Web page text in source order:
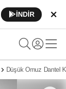
İNDİR
Düşük Omuz Dantel